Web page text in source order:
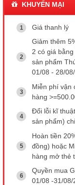
KHUYẾN MẠI
Giá thanh lý
Giảm thêm
2 có giá
sản phẩm
01/08 - 28/
Miễn phí vận
hàng
Đổi lỗi kĩ
sản phẩm)
Hoàn tiền
đồng) hoặc
hàng mở thẻ
Quyền mua
01/08 -31/08/